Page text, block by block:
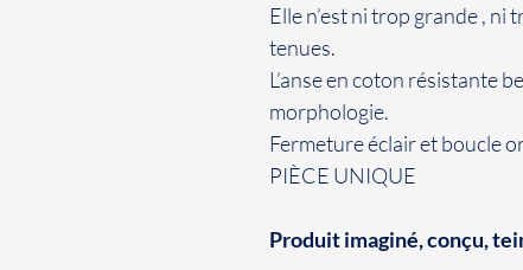
Elle n’est ni trop grande ,
tenues.
L’anse en coton résistante
morphologie.
Fermeture éclair et boucle
PIÈCE UNIQUE
Produit imaginé, conçu,